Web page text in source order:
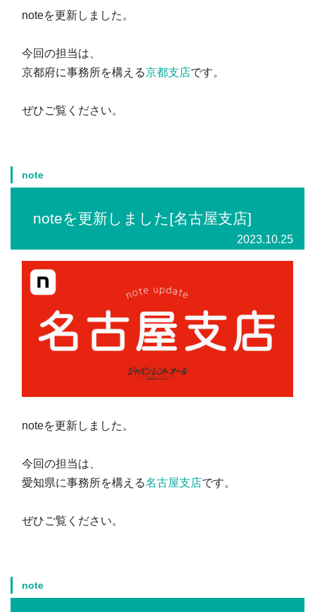
noteを更新しました。
今回の担当は、
京都府に事務所を構える京都支店です。
ぜひご覧ください。
2023.10.25
note
noteを更新しました[名古屋支店]
noteを更新しました。
今回の担当は、
愛知県に事務所を構える名古屋支店です。
ぜひご覧ください。
note